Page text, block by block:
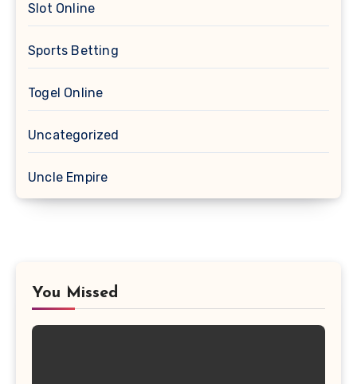
Slot Online
Sports Betting
Togel Online
Uncategorized
Uncle Empire
You Missed